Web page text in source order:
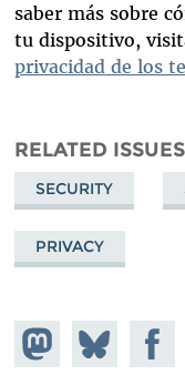
saber más sobre
tu dispositivo,
privacidad de los
RELATED ISSUES
SECURITY
PRIVACY
Share on
Mastodon
Share
on
Share